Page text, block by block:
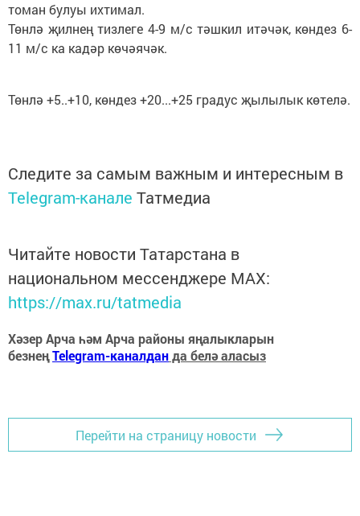
томан булуы ихтимал.
Төнлә җилнең тизлеге 4-9 м/с тәшкил итәчәк, көндез 6-
11 м/с ка кадәр көчәячәк.
Төнлә +5..+10, көндез +20...+25 градус җылылык көтелә.
Следите за самым важным и интересным в
Telegram-канале Татмедиа
Читайте новости Татарстана в
национальном мессенджере MАХ:
https://max.ru/tatmedia
Хәзер Арча һәм Арча районы яңалыкларын
безнеңTelegram-каналданда белә аласыз
Перейти на страницу новости